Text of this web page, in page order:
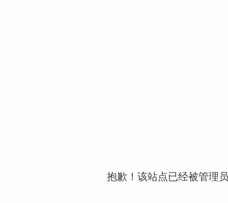
抱歉！该站点已经被管理